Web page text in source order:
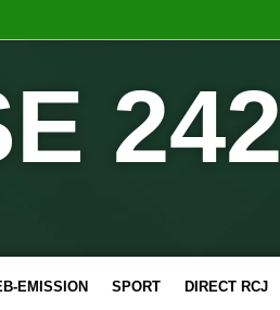
242
EMISSION SPORT DIRECT RCJ